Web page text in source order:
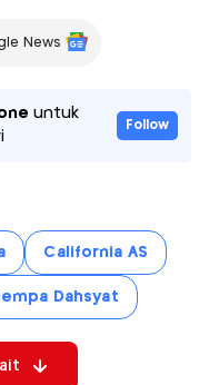
News
untuk
Follow
California AS
Dahsyat